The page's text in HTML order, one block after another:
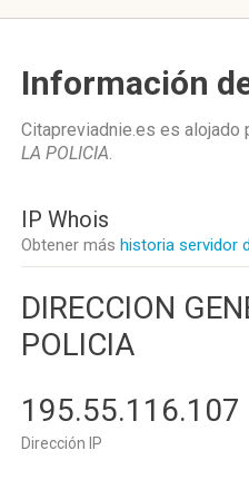
Información
Citapreviadnie.es es alojado
LA POLICIA.
IP Whois
Obtener más historia servidor
DIRECCION
POLICIA
195.55.116.107
Dirección IP